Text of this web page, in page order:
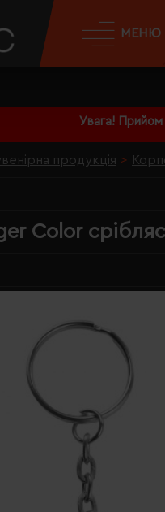
Увага! Прийом
МЕНЮ
продукція
Color